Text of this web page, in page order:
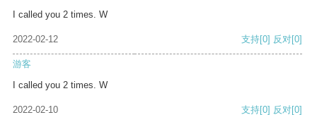
I called you 2 times. W
2022-02-12 支持[0] 反对[0]
游客
I called you 2 times. W
2022-02-10 支持[0] 反对[0]